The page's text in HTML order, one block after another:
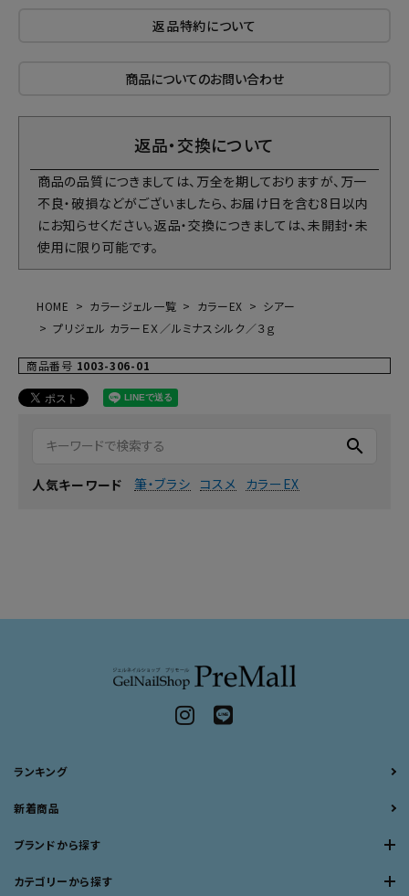
返品特約について
商品についてのお問い合わせ
返品・交換について
商品の品質につきましては、万全を期しておりますが、万一
不良・破損などがございましたら、お届け日を含む8日以内
にお知らせください。返品・交換につきましては、未開封・未
使用に限り可能です。
HOME カラージェル一覧 カラーEX
シアー
プリジェル カラーＥＸ／ルミナスシルク／３ｇ
商品番号 1003-306-01
search
人気キーワード 筆・ブラシ コスメ カラーEX
ランキング
新着商品
ブランドから探す
カテゴリーから探す